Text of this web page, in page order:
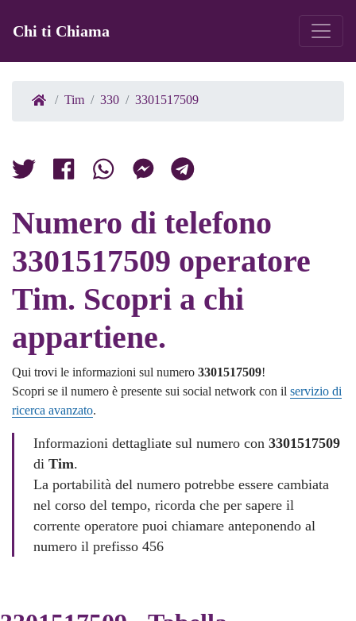
Chi ti Chiama
Tim 330 3301517509
Numero di telefono
3301517509 operatore
Tim. Scopri a chi
appartiene.
Qui trovi le informazioni sul numero 3301517509!
Scopri se il numero è presente sui social network con il servizio di
ricerca avanzato.
Informazioni dettagliate sul numero con3301517509
diTim.
La portabilità del numero potrebbe essere cambiata
nel corso del tempo, ricorda che per sapere il
corrente operatore puoi chiamare anteponendo al
numero il prefisso 456